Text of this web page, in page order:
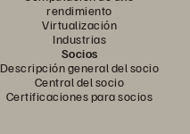
rendimiento
Virtualización
Industrias
Socios
Descripción general del socio
Central del socio
Certificaciones para socios